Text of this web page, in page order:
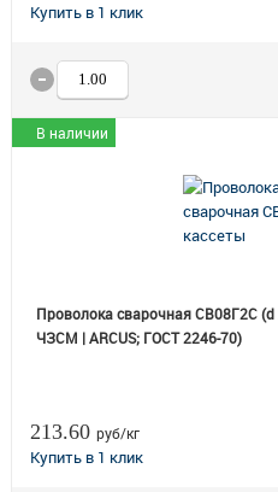
В наличии
Проволока сварочная СВ08Г2С (d
ЧЗСМ | ARCUS; ГОСТ 2246-70)
213.60 руб/кг